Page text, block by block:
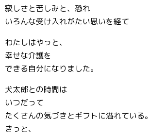
寂しさと苦しみと、恐れ
いろんな受け入れがたい思いを経て
わたしはやっと、
幸せな介護を
できる自分になりました。
犬太郎との時間は
いつだって
たくさんの気づきとギフトに溢れている。
きっと、